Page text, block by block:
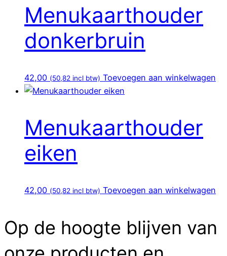
Menukaarthouder
donkerbruin
42,00 (50,82 incl btw) Toevoegen aan winkelwagen
Menukaarthouder
eiken
42,00 (50,82 incl btw) Toevoegen aan winkelwagen
Op de hoogte blijven van